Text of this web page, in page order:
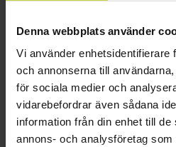
Denna webbplats använder
Vi använder enhetsidentifierare
och annonserna till
för sociala medier och
vidarebefordrar även sådana
information från din enhet till
annons- och analysföretag
Rum
Hund: 10 EUR per dag
Endast slutstädning
Rum på markplan
Antal rum på hotellet: 14